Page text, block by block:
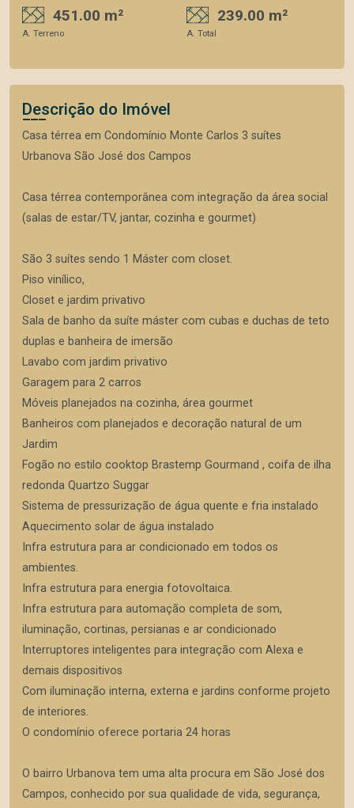
451.00 m²
A. Terreno
239.00 m²
A. Total
Descrição do Imóvel
Casa térrea em Condomínio Monte Carlos 3 suítes
Urbanova São José dos Campos
Casa térrea contemporânea com integração da área social
(salas de estar/TV, jantar, cozinha e gourmet)
São 3 suítes sendo 1 Máster com closet.
Piso vinílico,
Closet e jardim privativo
Sala de banho da suíte máster com cubas e duchas de teto
duplas e banheira de imersão
Lavabo com jardim privativo
Garagem para 2 carros
Móveis planejados na cozinha, área gourmet
Banheiros com planejados e decoração natural de um
Jardim
Fogão no estilo cooktop Brastemp Gourmand , coifa de ilha
redonda Quartzo Suggar
Sistema de pressurização de água quente e fria instalado
Aquecimento solar de água instalado
Infra estrutura para ar condicionado em todos os
ambientes.
Infra estrutura para energia fotovoltaica.
Infra estrutura para automação completa de som,
iluminação, cortinas, persianas e ar condicionado
Interruptores inteligentes para integração com Alexa e
demais dispositivos
Com iluminação interna, externa e jardins conforme projeto
de interiores.
O condomínio oferece portaria 24 horas
O bairro Urbanova tem uma alta procura em São José dos
Campos, conhecido por sua qualidade de vida, segurança,